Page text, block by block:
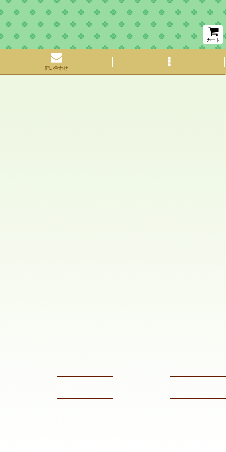
カート
問い合わせ